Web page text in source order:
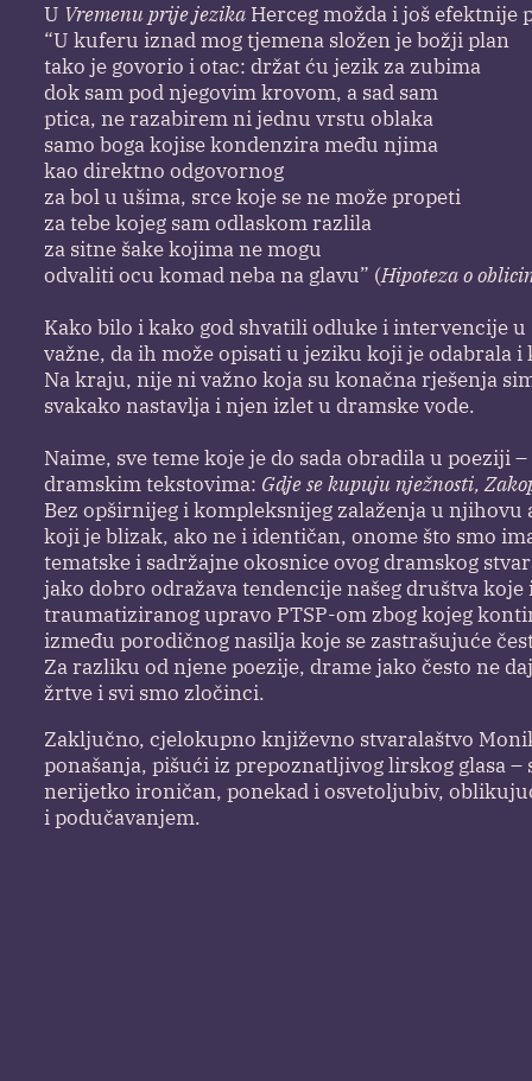
U Vremenu prije jezikaHerceg možda i još efektnije
“U kuferu iznad mog tjemena složen je božji plan
tako je govorio i otac: držat ću jezik za zubima
dok sam pod njegovim krovom, a sad sam
ptica, ne razabirem ni jednu vrstu oblaka
samo boga kojise kondenzira među njima
kao direktno odgovornog
za bol u ušima, srce koje se ne može propeti
za tebe kojeg sam odlaskom razlila
za sitne šake kojima ne mogu
odvaliti ocu komad neba na glavu” (Hipoteza o
Kako bilo i kako god shvatili odluke i intervencije u
važne, da ih može opisati u jeziku koji je
Na kraju, nije ni važno koja su konačna rješenja
svakako nastavlja i njen izlet u dramske vode.
Naime, sve teme koje je do sada obradila u
dramskim tekstovima: Gdje se kupuju nježnosti,
Bez opširnijeg i kompleksnijeg zalaženja u
koji je blizak, ako ne i identičan, onome što smo
tematske i sadržajne okosnice ovog dramskog
jako dobro odražava tendencije našeg društva
traumatiziranog upravo PTSP-om zbog kojeg
između porodičnog nasilja koje se zastrašujuće
Za razliku od njene poezije, drame jako često ne
žrtve i svi smo zločinci.
Zaključno, cjelokupno književno stvaralaštvo
ponašanja, pišući iz prepoznatljivog lirskog glasa
nerijetko ironičan, ponekad i osvetoljubiv,
i podučavanjem.